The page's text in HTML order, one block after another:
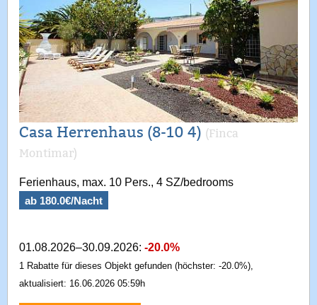
Casa Herrenhaus (8-10 4) (Finca
Montimar)
Ferienhaus, max. 10 Pers., 4 SZ/bedrooms
ab 180.0€/Nacht
01.08.2026–30.09.2026: -20.0%
1 Rabatte für dieses Objekt gefunden (höchster: -20.0%),
aktualisiert: 16.06.2026 05:59h